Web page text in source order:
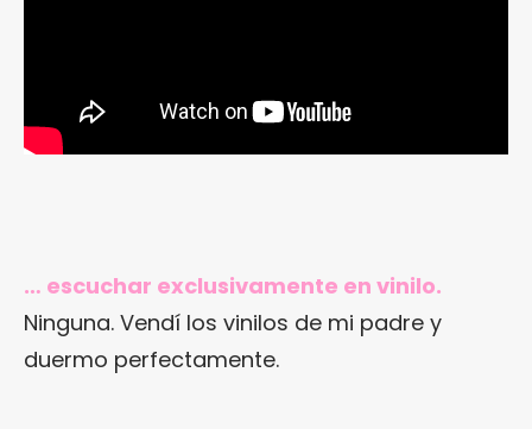
… escuchar exclusivamente en vinilo.
Ninguna. Vendí los vinilos de mi padre y
duermo perfectamente.